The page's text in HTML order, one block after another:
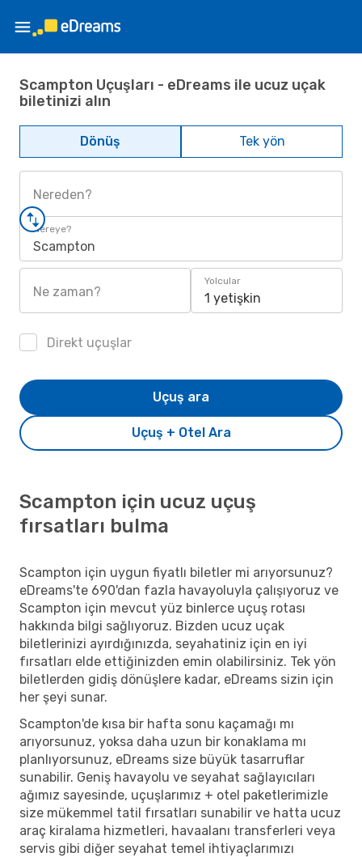
Scampton Uçuşları - eDreams ile ucuz uçak
biletinizi alın
Dönüş Tek yön
Nereden?
Nereye?
Scampton
Ne zaman?
Yolcular
1 yetişkin
Direkt uçuşlar
Uçuş + Otel Ara
Uçuş ara
Scampton için ucuz uçuş
fırsatları bulma
Scampton için uygun fiyatlı biletler mi arıyorsunuz?
eDreams'te 690'dan fazla havayoluyla çalışıyoruz ve
Scampton için mevcut yüz binlerce uçuş rotası
hakkında bilgi sağlıyoruz. Bizden ucuz uçak
biletlerinizi ayırdığınızda, seyahatiniz için en iyi
fırsatları elde ettiğinizden emin olabilirsiniz. Tek yön
biletlerden gidiş dönüşlere kadar, eDreams sizin için
her şeyi sunar.
Scampton'de kısa bir hafta sonu kaçamağı mı
arıyorsunuz, yoksa daha uzun bir konaklama mı
planlıyorsunuz, eDreams size büyük tasarruflar
sunabilir. Geniş havayolu ve seyahat sağlayıcıları
ağımız sayesinde, uçuşlarımız + otel paketlerimizle
size mükemmel tatil fırsatları sunabilir ve hatta ucuz
araç kiralama hizmetleri, havaalanı transferleri veya
servis gibi diğer seyahat temel ihtiyaçlarımızı